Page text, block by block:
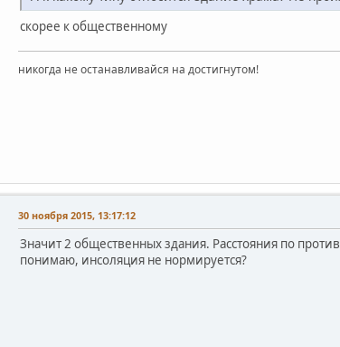
скорее к общественному
никогда не останавливайся на достигнутом!
30 ноября 2015, 13:17:12
Значит 2 общественных здания. Расстояния по
понимаю, инсоляция не нормируется?